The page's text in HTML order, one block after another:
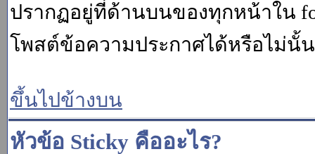
ปรากฏอยู่ที่ด้านบนของทุกหน้าใน
โพสต์ข้อความประกาศได้หรือไม่นั้
ขึ้นไปข้างบน
หัวข้อ Sticky คืออะไร?